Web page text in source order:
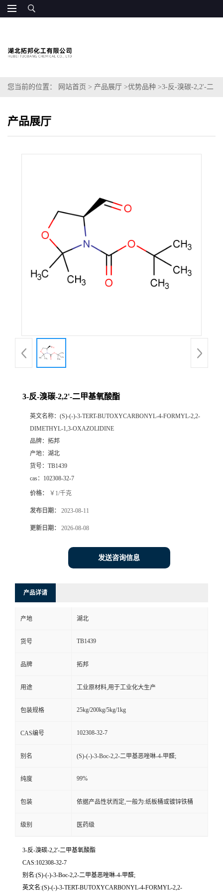
您当前的位置： 网站首页 > 产品展厅 >优势品种 >3-反-溴碳-2,2'-二
产品展厅
3-反-溴碳-2,2'-二甲基氧酸酯
英文名称： (S)-(-)-3-TERT-BUTOXYCARBONYL-4-FORMYL-2,2-
DIMETHYL-1,3-OXAZOLIDINE
品牌： 拓邦
产地： 湖北
货号： TB1439
cas： 102308-32-7
价格： ￥1/千克
发布日期： 2023-08-11
更新日期： 2026-08-08
发送咨询信息
产品详请
产地 湖北
货号 TB1439
品牌 拓邦
用途 工业原材料,用于工业化大生产
包装规格 25kg/200kg/5kg/1kg
CAS编号 102308-32-7
别名 (S)-(-)-3-Boc-2,2-二甲基恶唑啉-4-甲醛;
纯度 99%
包装 依据产品性状而定,一般为:纸板桶或镀锌铁桶
级别 医药级
3-反-溴碳-2,2'-二甲基氧酸酯
CAS:102308-32-7
别名:(S)-(-)-3-Boc-2,2-二甲基恶唑啉-4-甲醛;
英文名:(S)-(-)-3-TERT-BUTOXYCARBONYL-4-FORMYL-2,2-